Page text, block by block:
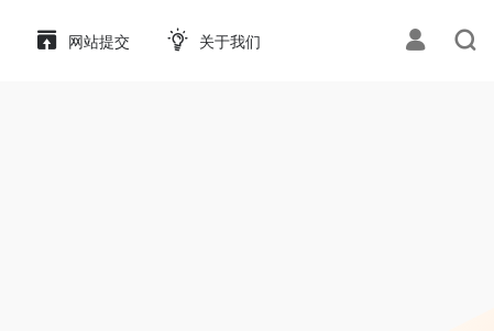
网站提交 关于我们